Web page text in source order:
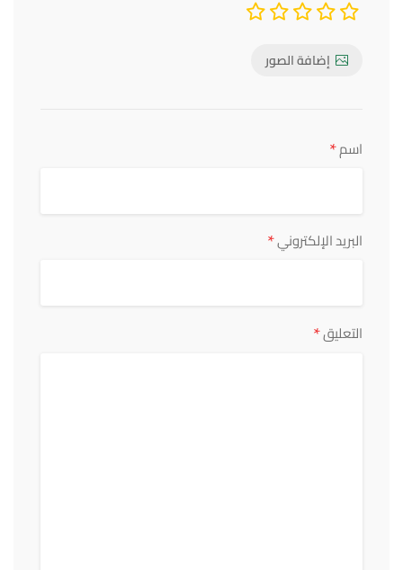
إضافة الصور
اسم*
البريد الإلكتروني*
التعليق*